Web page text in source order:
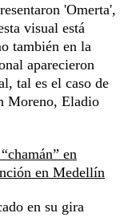
'Omerta',
visual está
también en la
aparecieron
tal es el caso de
Moreno, Eladio
en
en Medellín
en su gira